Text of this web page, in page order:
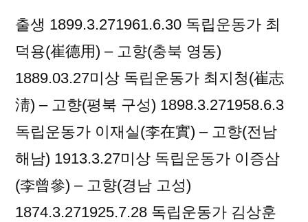
출생 1899.3.271961.6.30 독립운동가 최
덕용(崔德用) – 고향(충북 영동)
1889.03.27미상 독립운동가 최지청(崔志
淸) – 고향(평북 구성) 1898.3.271958.6.3
독립운동가 이재실(李在實) – 고향(전남
해남) 1913.3.27미상 독립운동가 이증삼
(李曾參) – 고향(경남 고성)
1874.3.271925.7.28 독립운동가 김상훈